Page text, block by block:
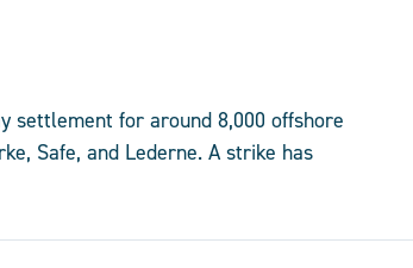
settlement for around 8,000 offshore
Safe, and Lederne. A strike has